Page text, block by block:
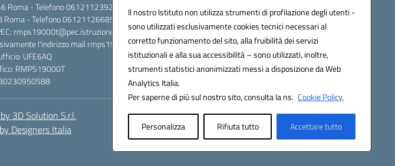
Il nostro Istituto non utilizza strumenti di profilazione degli utenti -
sono utilizzati esclusivamente cookies tecnici necessari al
corretto funzionamento del sito, alla fruibilità dei servizi
istituzionali e alla sua accessibilità – sono utilizzati, inoltre,
strumenti statistici anonimizzati messi a disposizione da Web
Analytics Italia.
Per saperne di più sul nostro sito, consulta la ns. Cookie Policy.
Personalizza Rifiuta tutto Accettare tutto
Roma - Telefono 06121123925
- Telefono 06121126685/86
rmps19000t@pec.istruzione.it
l'indirizzo mail rmps19000t@istruzione.it
UFE6AQ
RMPS19000T
3D Solution S.r.l.
Designers Italia